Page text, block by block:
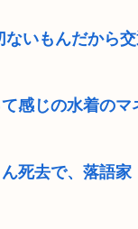
いもんだから
感じの水着の
死去で、落語